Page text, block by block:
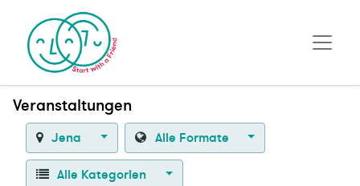
Veranstaltungen
Jena Alle Formate
Alle Kategorien